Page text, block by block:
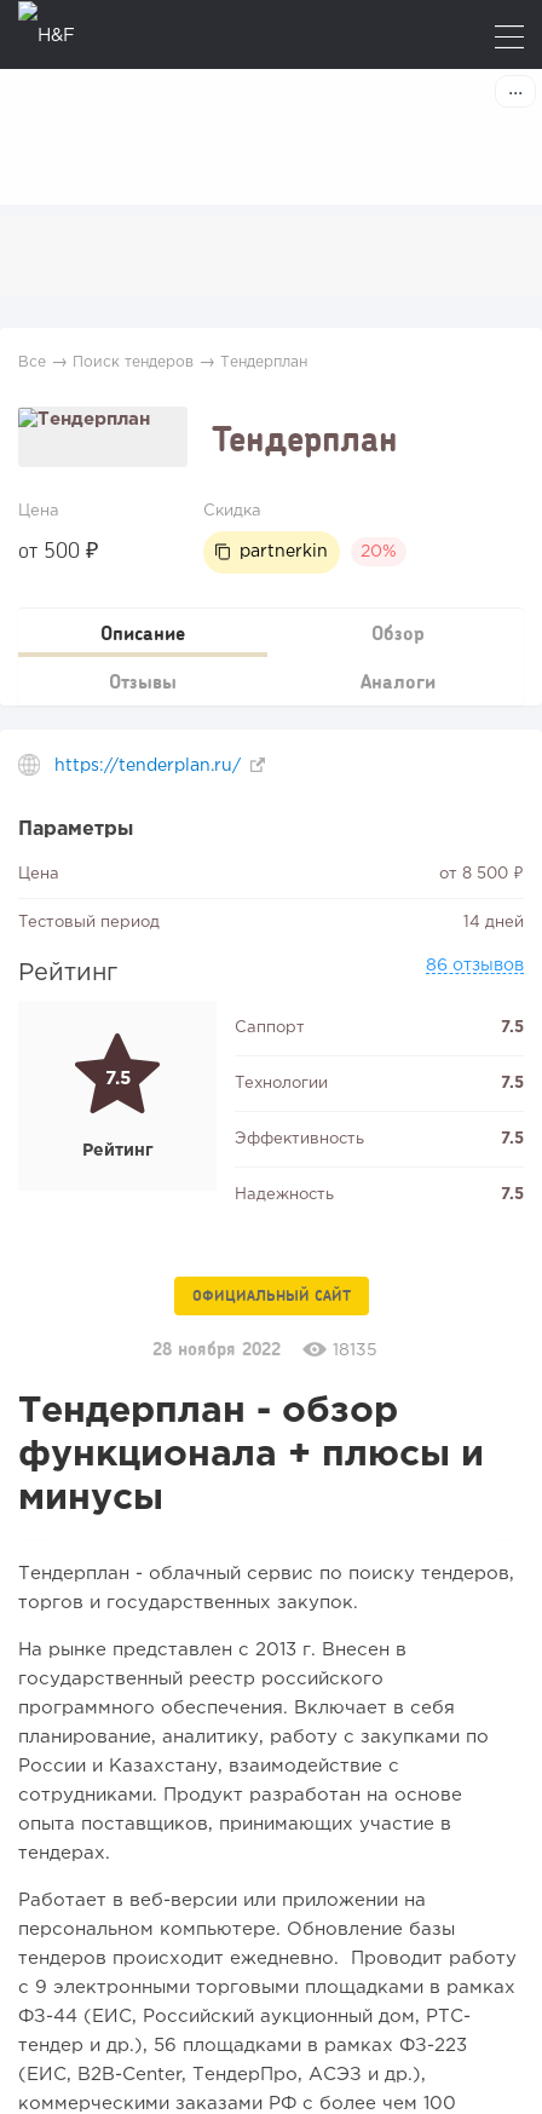
Все → Поиск тендеров → Тендерплан
Тендерплан
Скидка
partnerkin 20%
Цена
от 500 ₽
Описание Обзор
Отзывы Аналоги
https://tenderplan.ru/
Параметры
Цена от 8 500 ₽
Тестовый период 14 дней
Рейтинг 86 отзывов
7.5
Рейтинг
Саппорт 7.5
Технологии 7.5
Эффективность 7.5
Надежность 7.5
ОФИЦИАЛЬНЫЙ САЙТ
28 ноября 2022 18135
Тендерплан - обзор
функционала + плюсы и
минусы
Тендерплан - облачный сервис по поиску тендеров,
торгов и государственных закупок.
На рынке представлен с 2013 г. Внесен в
государственный реестр российского
программного обеспечения. Включает в себя
планирование, аналитику, работу с закупками по
России и Казахстану, взаимодействие с
сотрудниками. Продукт разработан на основе
опыта поставщиков, принимающих участие в
тендерах.
Работает в веб-версии или приложении на
персональном компьютере. Обновление базы
тендеров происходит ежедневно. Проводит работу
с 9 электронными торговыми площадками в рамках
ФЗ-44 (ЕИС, Российский аукционный дом, РТС-
тендер и др.), 56 площадками в рамках ФЗ-223
(ЕИС, B2B-Center, ТендерПро, АСЭЗ и др.),
коммерческими заказами РФ с более чем 100